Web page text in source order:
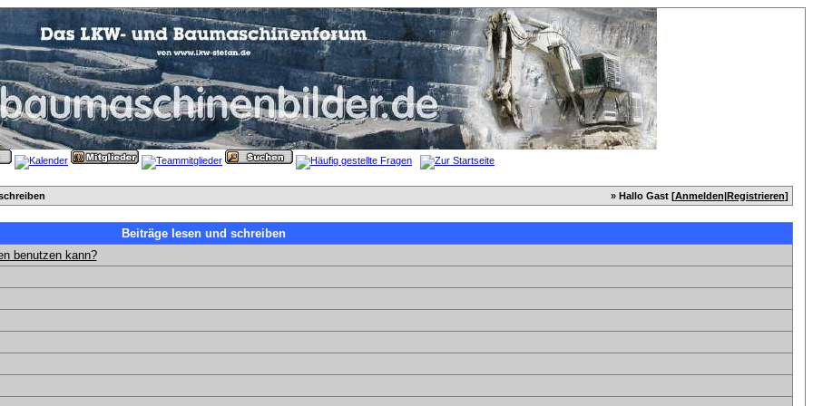
» Hallo Gast [Anmelden|Registrieren]
Beiträge lesen und schreiben
benutzen kann?